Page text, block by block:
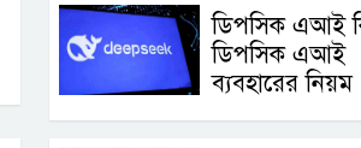
ডিপসিক এআই
ডিপসিক এআই
ব্যবহারের নিয়ম